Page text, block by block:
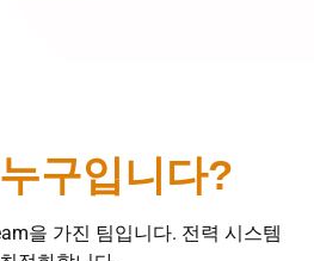
구입니다?
을 가진 팀입니다. 전력 시스템